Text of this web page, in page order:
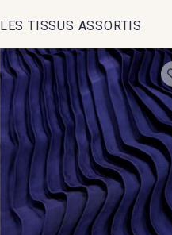
47 - Jaune pâle
LES TISSUS ASSORTIS